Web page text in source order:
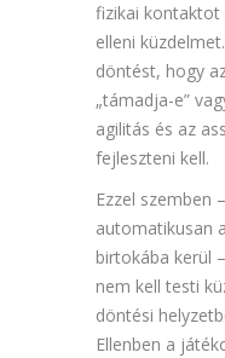
fizikai kontaktot
elleni
döntést, hogy
„támadja-e”
agilitás és az
fejleszteni kell.
Ezzel szemben
automatikusan
birtokába kerül
nem kell testi
döntési
Ellenben a